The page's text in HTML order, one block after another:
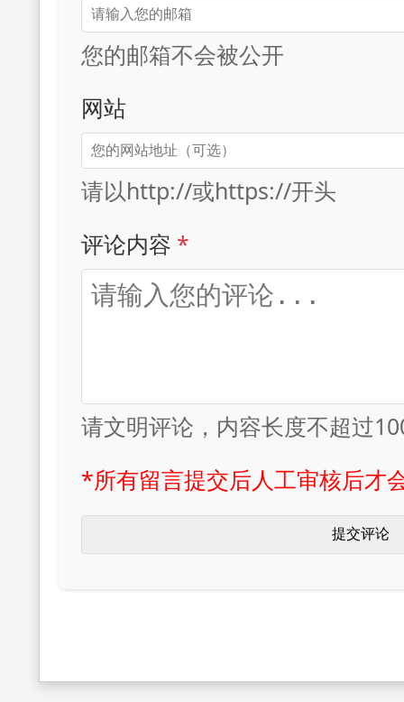
您的邮箱不会被公开
网站
请以http://或https://开头
评论内容 *
请文明评论，内容长度不超过
*所有留言提交后人工审核后才